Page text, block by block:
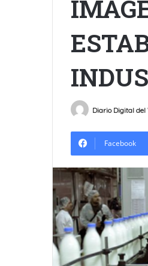
Diario Digital
Facebook